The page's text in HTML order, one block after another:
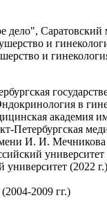
дело", Саратовский
и
и
в
Петербургская
И. И.
(2022 г.)
2009 гг.)